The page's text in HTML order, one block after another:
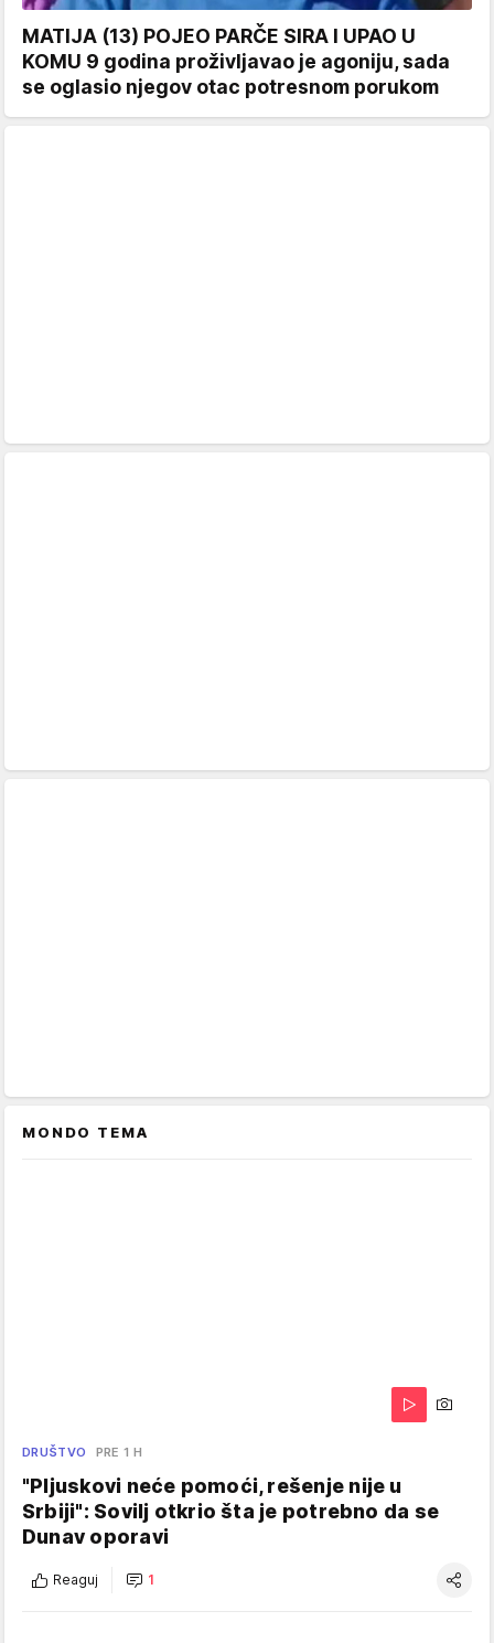
MATIJA (13) POJEO PARČE SIRA I UPAO U
KOMU 9 godina proživljavao je agoniju, sada
se oglasio njegov otac potresnom porukom
MONDO TEMA
DRUŠTVO PRE 1 H
"Pljuskovi neće pomoći, rešenje nije u
Srbiji": Sovilj otkrio šta je potrebno da se
Dunav oporavi
Reaguj 1